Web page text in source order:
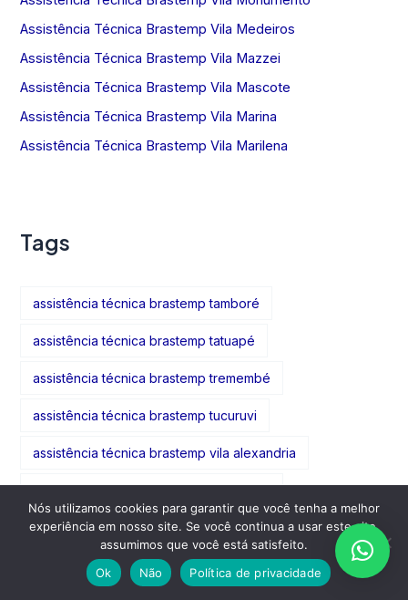
Assistência Técnica Brastemp Vila Medeiros
Assistência Técnica Brastemp Vila Mazzei
Assistência Técnica Brastemp Vila Mascote
Assistência Técnica Brastemp Vila Marina
Assistência Técnica Brastemp Vila Marilena
Tags
assistência técnica brastemp tamboré
assistência técnica brastemp tatuapé
assistência técnica brastemp tremembé
assistência técnica brastemp tucuruvi
assistência técnica brastemp vila alexandria
assistência técnica brastemp vila amália
assistência técnica brastemp vila formosa
assistência técnica brastemp vila gomes cardim
Nós utilizamos cookies para garantir que você tenha a melhor
experiência em nosso site. Se você continua a usar este site,
assumimos que você está satisfeito.
Ok
Não Política de privacidade